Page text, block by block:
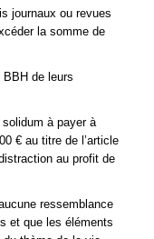
journaux ou revues
la somme de
de leurs
à payer à
€ au titre de l’article
au profit de
ressemblance
et que les éléments